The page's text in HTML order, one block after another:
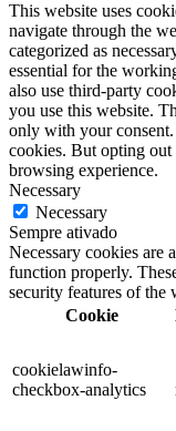
This website uses
navigate through the
categorized as
essential for the
also use third-party
you use this website.
only with your
cookies. But opting out
browsing experience.
Necessary
Necessary
Sempre ativado
Necessary cookies are
function properly.
security features of the
Cookie
cookielawinfo-
checkbox-analytics